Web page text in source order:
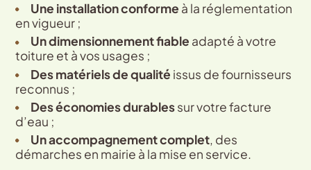
Une installation conforme à la réglementation
en vigueur ;
Un dimensionnement fiable adapté à votre
toiture et à vos usages ;
Des matériels de qualité issus de fournisseurs
reconnus ;
Des économies durablessur votre facture
d’eau ;
Un accompagnement complet, des
démarches en mairie à la mise en service.